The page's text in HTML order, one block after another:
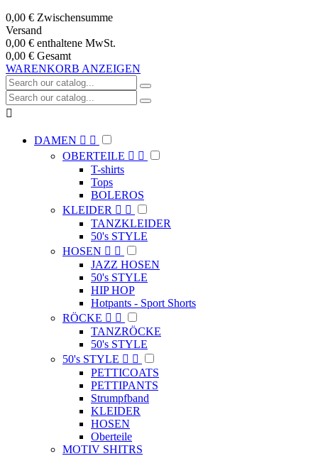
0,00 € Zwischensumme
Versand
0,00 € enthaltene MwSt.
0,00 € Gesamt
WARENKORB ANZEIGEN

DAMEN  
OBERTEILE  
T-shirts
Tops
BOLEROS
KLEIDER  
TANZKLEIDER
50's STYLE
HOSEN  
JAZZ HOSEN
50's STYLE
HIP HOP
Hotpants - Sport Shorts
RÖCKE  
TANZRÖCKE
50's STYLE
50's STYLE  
PETTICOATS
PETTIPANTS
Strumpfband
KLEIDER
HOSEN
Oberteile
MOTIV SHITRS